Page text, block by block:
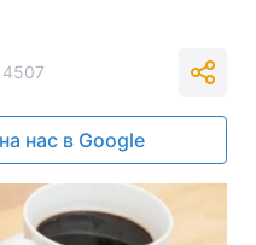
4507
нас в Google